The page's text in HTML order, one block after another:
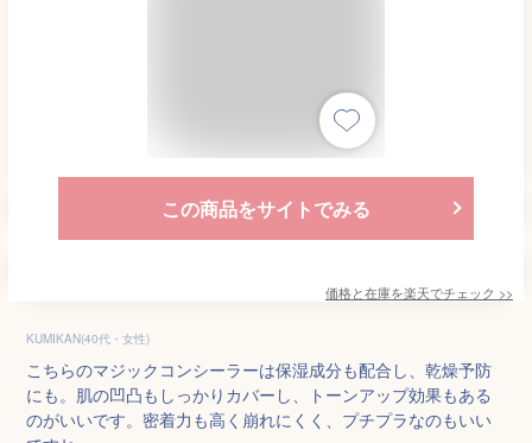
この商品をサイトでみる
価格と在庫を楽天でチェック >>
KUMIKAN(40代・女性)
こちらのマジックコンシーラーは保湿成分も配合し、乾燥予防
にも。肌の凹凸もしっかりカバーし、トーンアップ効果もある
のがいいです。密着力も高く崩れにくく、プチプラなのもいい